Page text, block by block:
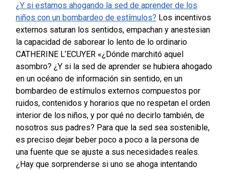
¿Y si estamos ahogando la sed de aprender de los
niños con un bombardeo de estímulos? Los incentivos
externos saturan los sentidos, empachan y anestesian
la capacidad de saborear lo lento de lo ordinario
CATHERINE L’ECUYER «¿Dónde marchitó aquel
asombro? ¿Y si la sed de aprender se hubiera ahogado
en un océano de información sin sentido, en un
bombardeo de estímulos externos compuestos por
ruidos, contenidos y horarios que no respetan el orden
interior de los niños, y por qué no decirlo también, de
nosotros sus padres? Para que la sed sea sostenible,
es preciso dejar beber poco a poco a la persona de
una fuente que se ajuste a sus necesidades reales.
¿Hay que sorprenderse si uno se ahoga intentando